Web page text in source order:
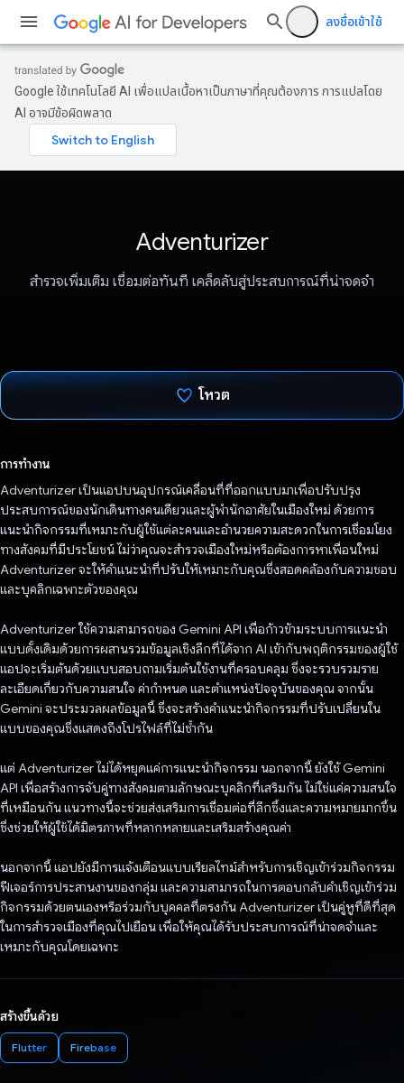
ลงชื่อเข้าใช้
Google ใช้เทคโนโลยี AI เพื่อแปลเนื้อหาเป็นภาษาที่คุณต้องการ การแปลโดย
AI อาจมีข้อผิดพลาด
Adventurizer
สำรวจเพิ่มเติม เชื่อมต่อทันที เคล็ดลับสู่ประสบการณ์ที่น่าจดจำ
โหวต
การทำงาน
Adventurizer เป็นแอปบนอุปกรณ์เคลื่อนที่ที่ออกแบบมาเพื่อปรับปรุง
ประสบการณ์ของนักเดินทางคนเดียวและผู้พำนักอาศัยในเมืองใหม่ ด้วยการ
แนะนำกิจกรรมที่เหมาะกับผู้ใช้แต่ละคนและอำนวยความสะดวกในการเชื่อมโยง
ทางสังคมที่มีประโยชน์ ไม่ว่าคุณจะสำรวจเมืองใหม่หรือต้องการหาเพื่อนใหม่
Adventurizer จะให้คำแนะนำที่ปรับให้เหมาะกับคุณซึ่งสอดคล้องกับความชอบ
และบุคลิกเฉพาะตัวของคุณ
Adventurizer ใช้ความสามารถของ Gemini API เพื่อก้าวข้ามระบบการแนะนำ
แบบดั้งเดิมด้วยการผสานรวมข้อมูลเชิงลึกที่ได้จาก AI เข้ากับพฤติกรรมของผู้ใช้
แอปจะเริ่มต้นด้วยแบบสอบถามเริ่มต้นใช้งานที่ครอบคลุม ซึ่งจะรวบรวมราย
ละเอียดเกี่ยวกับความสนใจ ค่ากําหนด และตําแหน่งปัจจุบันของคุณ จากนั้น
Gemini จะประมวลผลข้อมูลนี้ ซึ่งจะสร้างคําแนะนํากิจกรรมที่ปรับเปลี่ยนใน
แบบของคุณซึ่งแสดงถึงโปรไฟล์ที่ไม่ซ้ำกัน
แต่ Adventurizer ไม่ได้หยุดแค่การแนะนํากิจกรรม นอกจากนี้ ยังใช้ Gemini
API เพื่อสร้างการจับคู่ทางสังคมตามลักษณะบุคลิกที่เสริมกัน ไม่ใช่แค่ความสนใจ
ที่เหมือนกัน แนวทางนี้จะช่วยส่งเสริมการเชื่อมต่อที่ลึกซึ้งและความหมายมากขึ้น
ซึ่งช่วยให้ผู้ใช้ได้มิตรภาพที่หลากหลายและเสริมสร้างคุณค่า
นอกจากนี้ แอปยังมีการแจ้งเตือนแบบเรียลไทม์สำหรับการเชิญเข้าร่วมกิจกรรม
ฟีเจอร์การประสานงานของกลุ่ม และความสามารถในการตอบกลับคําเชิญเข้าร่วม
กิจกรรมด้วยตนเองหรือร่วมกับบุคคลที่ตรงกัน Adventurizer เป็นคู่หูที่ดีที่สุด
ในการสำรวจเมืองที่คุณไปเยือน เพื่อให้คุณได้รับประสบการณ์ที่น่าจดจําและ
เหมาะกับคุณโดยเฉพาะ
สร้างขึ้นด้วย
Flutter Firebase